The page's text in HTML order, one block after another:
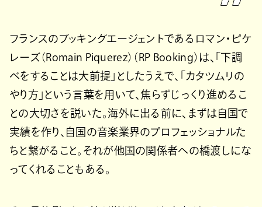
フランスのブッキングエージェントであるロマン・ピケ
レーズ（Romain Piquerez）（RP Booking）は、「下調
べをすることは大前提」としたうえで、「カタツムリの
やり方」という言葉を用いて、焦らずじっくり進めるこ
との大切さを説いた。海外に出る前に、まずは自国で
実績を作り、自国の音楽業界のプロフェッショナルた
ちと繋がること。それが他国の関係者への橋渡しにな
ってくれることもある。